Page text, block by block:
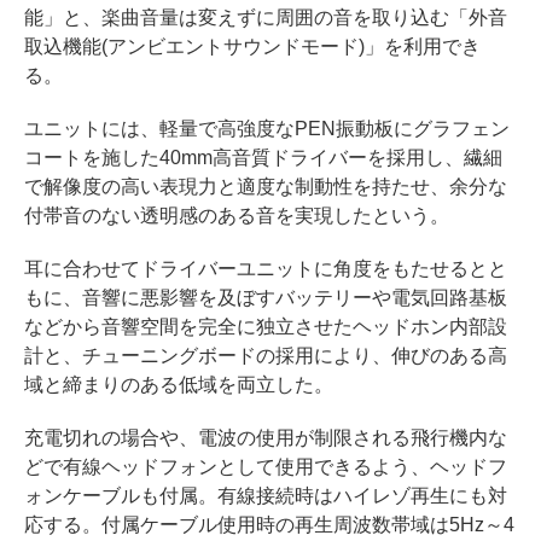
能」と、楽曲音量は変えずに周囲の音を取り込む「外音
取込機能(アンビエントサウンドモード)」を利用でき
る。
ユニットには、軽量で高強度なPEN振動板にグラフェン
コートを施した40mm高音質ドライバーを採用し、繊細
で解像度の高い表現力と適度な制動性を持たせ、余分な
付帯音のない透明感のある音を実現したという。
耳に合わせてドライバーユニットに角度をもたせるとと
もに、音響に悪影響を及ぼすバッテリーや電気回路基板
などから音響空間を完全に独立させたヘッドホン内部設
計と、チューニングボードの採用により、伸びのある高
域と締まりのある低域を両立した。
充電切れの場合や、電波の使用が制限される飛行機内な
どで有線ヘッドフォンとして使用できるよう、ヘッドフ
ォンケーブルも付属。有線接続時はハイレゾ再生にも対
応する。付属ケーブル使用時の再生周波数帯域は5Hz～4